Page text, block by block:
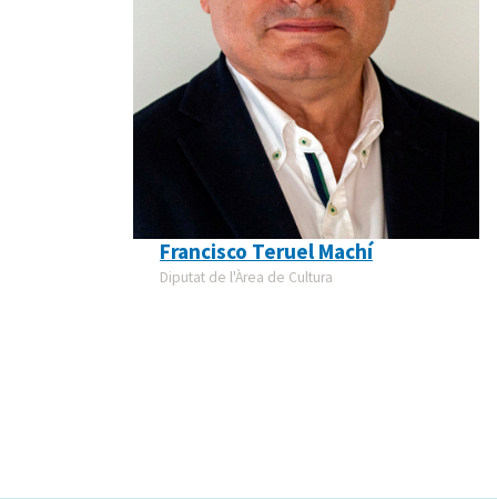
Francisco Teruel Machí
Diputat de l'Àrea de Cultura